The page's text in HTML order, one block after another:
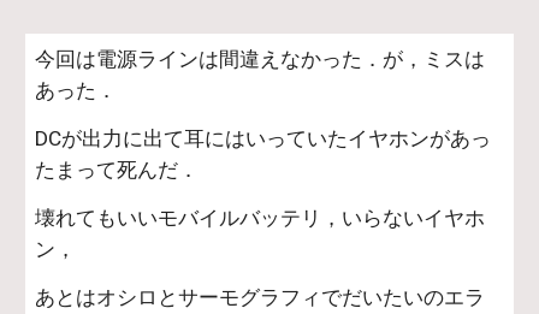
今回は電源ラインは間違えなかった．が，ミスは
あった．
DCが出力に出て耳にはいっていたイヤホンがあっ
たまって死んだ．
壊れてもいいモバイルバッテリ，いらないイヤホ
ン，
あとはオシロとサーモグラフィでだいたいのエラ